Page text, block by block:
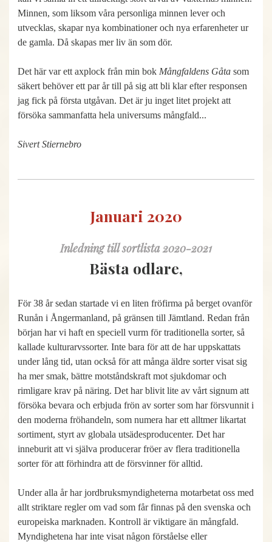
Minnen, som liksom våra personliga minnen lever och
utvecklas, skapar nya kombinationer och nya erfarenheter ur
de gamla. Då skapas mer liv än som dör.
Det här var ett axplock från min bok Mångfaldens Gåta som
säkert behöver ett par år till på sig att bli klar efter responsen
jag fick på första utgåvan. Det är ju inget litet projekt att
försöka sammanfatta hela universums mångfald...
Sivert Stiernebro
Januari 2020
Inledning till sortlista 2020-2021
Bästa odlare,
För 38 år sedan startade vi en liten fröfirma på berget ovanför
Runån i Ångermanland, på gränsen till Jämtland. Redan från
början har vi haft en speciell vurm för traditionella sorter, så
kallade kulturarvssorter. Inte bara för att de har uppskattats
under lång tid, utan också för att många äldre sorter visat sig
ha mer smak, bättre motståndskraft mot sjukdomar och
rimligare krav på näring. Det har blivit lite av vårt signum att
försöka bevara och erbjuda frön av sorter som har försvunnit i
den moderna fröhandeln, som numera har ett alltmer likartat
sortiment, styrt av globala utsädesproducenter. Det har
inneburit att vi själva producerar fröer av flera traditionella
sorter för att förhindra att de försvinner för alltid.
Under alla år har jordbruksmyndigheterna motarbetat oss med
allt striktare regler om vad som får finnas på den svenska och
europeiska marknaden. Kontroll är viktigare än mångfald.
Myndighetena har inte visat någon förståelse eller